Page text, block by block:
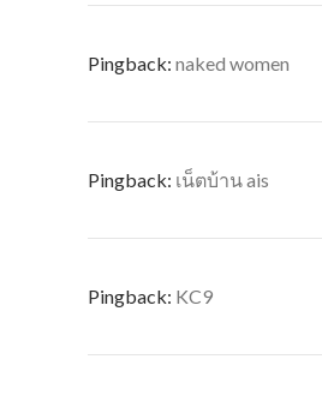
Pingback: naked women
Pingback: เน็ตบ้าน ais
Pingback: KC9